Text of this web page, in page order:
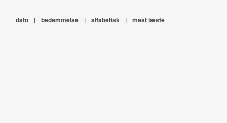
dato | bedømmelse | alfabetisk | mest læste